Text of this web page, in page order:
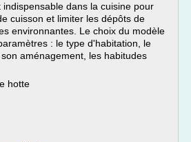
dans la cuisine pour
cuisson et limiter les dépôts de
environnantes. Le choix du modèle
: le type d'habitation, le
aménagement, les habitudes
hotte